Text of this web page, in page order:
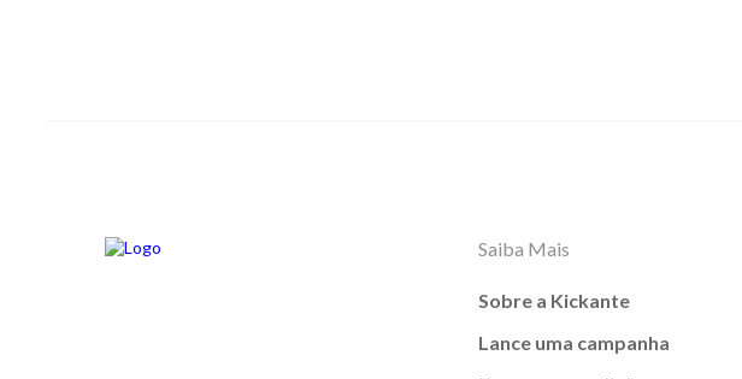
Saiba Mais
Sobre a Kickante
Lance uma campanha